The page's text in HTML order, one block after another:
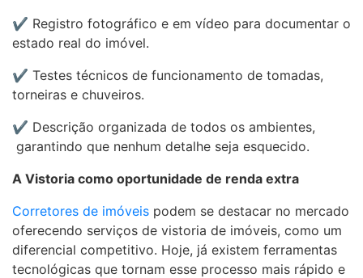
✔ Registro fotográfico e em vídeo para documentar o
estado real do imóvel.
✔ Testes técnicos de funcionamento de tomadas,
torneiras e chuveiros.
✔ Descrição organizada de todos os ambientes,
garantindo que nenhum detalhe seja esquecido.
A Vistoria como oportunidade de renda extra
Corretores de imóveis podem se destacar no mercado
oferecendo serviços de vistoria de imóveis, como um
diferencial competitivo. Hoje, já existem ferramentas
tecnológicas que tornam esse processo mais rápido e